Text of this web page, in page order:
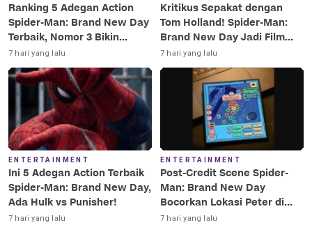
Ranking 5 Adegan Action
Spider-Man: Brand New Day
Terbaik, Nomor 3 Bikin
Terkesima!
7 hari yang lalu
Kritikus Sepakat dengan
Tom Holland! Spider-Man:
Brand New Day Jadi Film
Terbaik Era MCU
7 hari yang lalu
ENTERTAINMENT
Ini 5 Adegan Action Terbaik
Spider-Man: Brand New Day,
Ada Hulk vs Punisher!
7 hari yang lalu
ENTERTAINMENT
Post-Credit Scene Spider-
Man: Brand New Day
Bocorkan Lokasi Peter di
Luar Angkasa!
7 hari yang lalu